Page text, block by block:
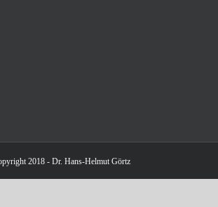
2018 - Dr. Hans-Helmut Görtz